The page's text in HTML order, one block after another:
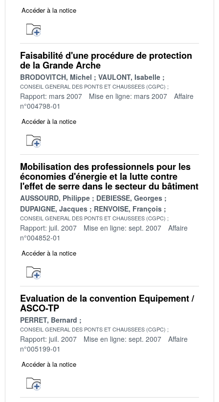
Accéder à la notice
Faisabilité d'une procédure de protection
de la Grande Arche
BRODOVITCH, Michel VAULONT, Isabelle
CONSEIL GENERAL DES PONTS ET CHAUSSEES (CGPC)
Rapport: mars 2007 Mise en ligne: mars 2007
Affaire
n°004798-01
Accéder à la notice
Mobilisation des professionnels pour les
économies d'énergie et la lutte contre
l'effet de serre dans le secteur du bâtiment
AUSSOURD, Philippe
DEBIESSE, Georges
DUPAIGNE, Jacques
RENVOISE, François
CONSEIL GENERAL DES PONTS ET CHAUSSEES (CGPC)
Rapport: juil. 2007 Mise en ligne: sept. 2007
Affaire
n°004852-01
Accéder à la notice
Evaluation de la convention Equipement /
ASCO-TP
PERRET, Bernard
CONSEIL GENERAL DES PONTS ET CHAUSSEES (CGPC)
Rapport: juil. 2007 Mise en ligne: sept. 2007
Affaire
n°005199-01
Accéder à la notice